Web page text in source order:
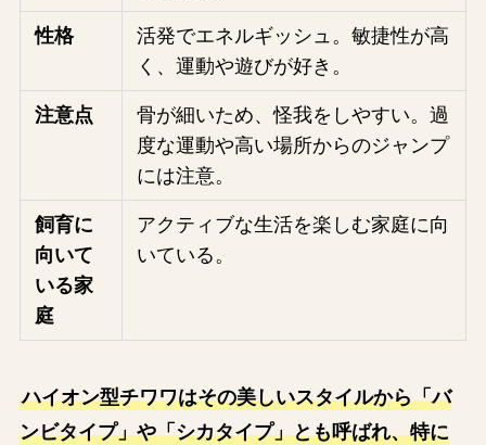
性格
活発でエネルギッシュ。敏捷性が高
く、運動や遊びが好き。
注意点
骨が細いため、怪我をしやすい。過
度な運動や高い場所からのジャンプ
には注意。
飼育に
向いて
いる家
庭
アクティブな生活を楽しむ家庭に向
いている。
ハイオン型チワワはその美しいスタイルから「バ
ンビタイプ」や「シカタイプ」とも呼ばれ、特に